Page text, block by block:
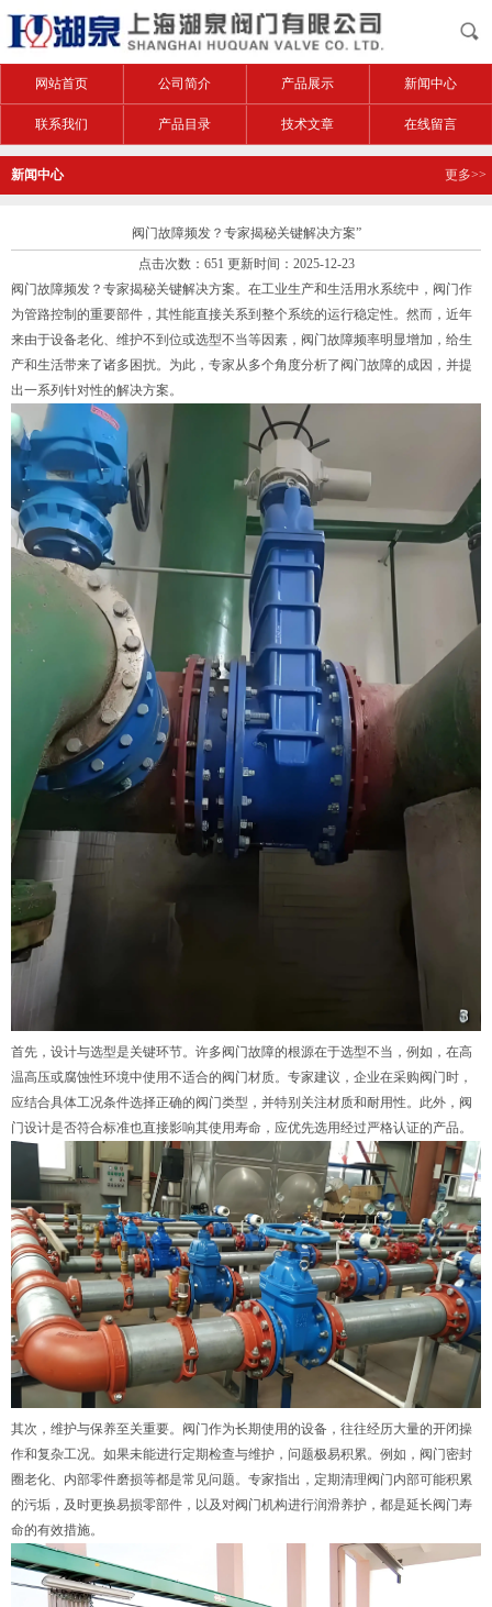
网站首页 公司简介 产品展示 新闻中心
联系我们 产品目录 技术文章 在线留言
新闻中心 更多>>
阀门故障频发？专家揭秘关键解决方案”
点击次数：651 更新时间：2025-12-23
阀门故障频发？专家揭秘关键解决方案。在工业生产和生活用水系统中，阀门作
为管路控制的重要部件，其性能直接关系到整个系统的运行稳定性。然而，近年
来由于设备老化、维护不到位或选型不当等因素，阀门故障频率明显增加，给生
产和生活带来了诸多困扰。为此，专家从多个角度分析了阀门故障的成因，并提
出一系列针对性的解决方案。
首先，设计与选型是关键环节。许多阀门故障的根源在于选型不当，例如，在高
温高压或腐蚀性环境中使用不适合的阀门材质。专家建议，企业在采购阀门时，
应结合具体工况条件选择正确的阀门类型，并特别关注材质和耐用性。此外，阀
门设计是否符合标准也直接影响其使用寿命，应优先选用经过严格认证的产品。
其次，维护与保养至关重要。阀门作为长期使用的设备，往往经历大量的开闭操
作和复杂工况。如果未能进行定期检查与维护，问题极易积累。例如，阀门密封
圈老化、内部零件磨损等都是常见问题。专家指出，定期清理阀门内部可能积累
的污垢，及时更换易损零部件，以及对阀门机构进行润滑养护，都是延长阀门寿
命的有效措施。